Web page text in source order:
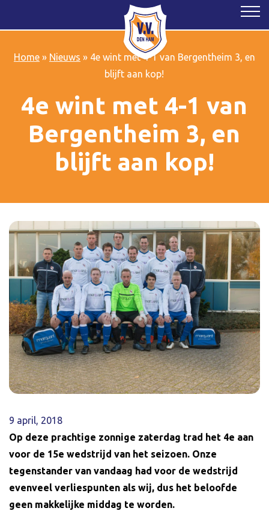
Home» Nieuws » 4e wint met 4-1 van Bergentheim 3, en
blijft aan kop!
4e wint met 4-1 van
Bergentheim 3, en
blijft aan kop!
9 april, 2018
Op deze prachtige zonnige zaterdag trad het 4e aan
voor de 15e wedstrijd van het seizoen. Onze
tegenstander van vandaag had voor de wedstrijd
evenveel verliespunten als wij, dus het beloofde
geen makkelijke middag te worden.